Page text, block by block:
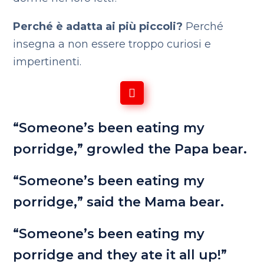
Perché è adatta ai più piccoli? Perché
insegna a non essere troppo curiosi e
impertinenti.
“Someone’s been eating my
porridge,” growled the Papa bear.
“Someone’s been eating my
porridge,” said the Mama bear.
“Someone’s been eating my
porridge and they ate it all up!”